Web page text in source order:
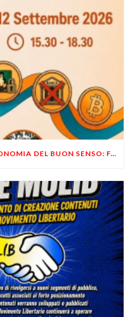
LIBERTÀ, PRIVACY ED ECONOMIA DEL BUON SENSO: FACCO E MUSUMECI A CASALECCHIO DI RENO (BO)